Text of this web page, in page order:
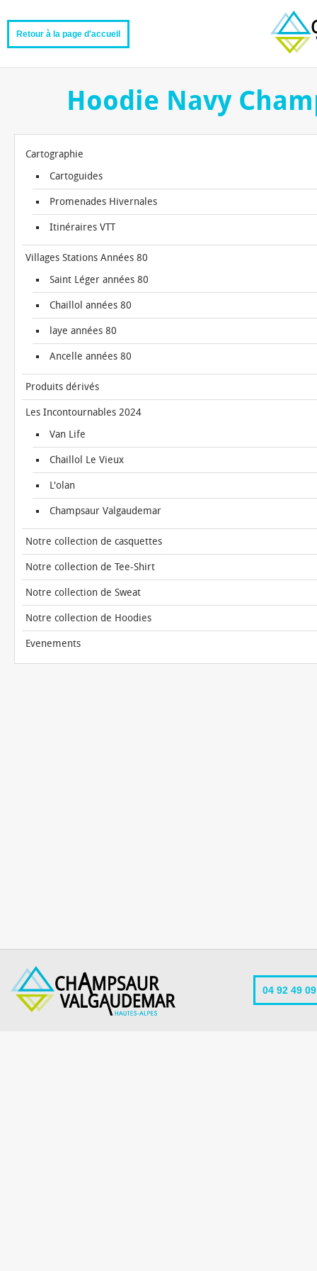
Retour à la page d'accueil
Hoodie Navy
Cartographie
Cartoguides
Promenades Hivernales
Itinéraires VTT
Villages Stations Années 80
Saint Léger années 80
Chaillol années 80
laye années 80
Ancelle années 80
Produits dérivés
Les Incontournables 2024
Van Life
Chaillol Le Vieux
L'olan
Champsaur Valgaudemar
Notre collection de casquettes
Notre collection de Tee-Shirt
Notre collection de Sweat
Notre collection de Hoodies
Evenements
04 92 49